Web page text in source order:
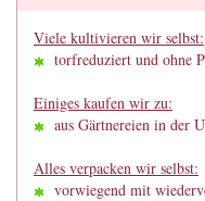
Viele kultivieren wir selbst:
torfreduziert und ohne
Einiges kaufen wir zu:
aus Gärtnereien in der
Alles verpacken wir selbst:
vorwiegend mit